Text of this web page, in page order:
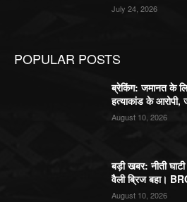
July 24, 2026
POPULAR POSTS
ब्रेकिंग: जमानत के
हत्याकांड के
August 10, 2026
बड़ी खबर: नीती
वैली ब्रिज बहा।
August 10, 2026